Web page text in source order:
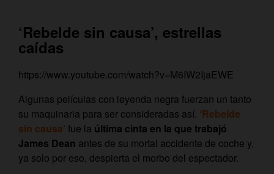
‘Rebelde sin causa’, estrellas
caídas
https://www.youtube.com/watch?v=M6IW2IjaEWE
Algunas películas con leyenda negra fuerzan un tanto
su maquinaria para ser consideradas así. ‘Rebelde
sin causa’ fue la última cinta en la que trabajó
James Dean antes de su mortal accidente de coche y,
ya solo por eso, despierta el morbo del espectador.